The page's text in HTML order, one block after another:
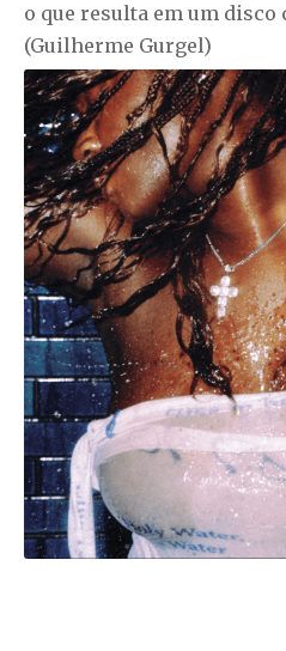
o que resulta em um disco
(Guilherme Gurgel)